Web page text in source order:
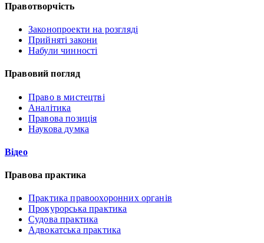
Правотворчість
Законопроекти на розгляді
Прийняті закони
Набули чинності
Правовий погляд
Право в мистецтві
Аналітика
Правова позиція
Наукова думка
Відео
Правова практика
Практика правоохоронних органів
Прокурорська практика
Судова практика
Адвокатська практика